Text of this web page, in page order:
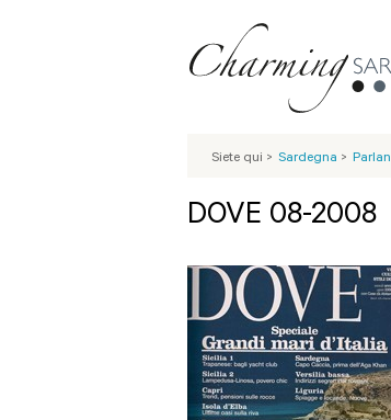
Siete qui > Sardegna >
DOVE 08-2008